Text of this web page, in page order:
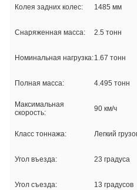
Колея задних колес: 1485 мм
Снаряженная масса: 2.5 тонн
Номинальная нагрузка:1.67 тонн
Полная масса: 4.495 тонн
Максимальная
скорость:
90 км/ч
Класс тоннажа: Легкий
Угол въезда: 23 градуса
Угол съезда: 13 градусов